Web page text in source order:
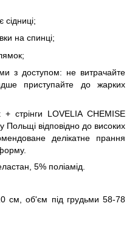
сідниці;
на спинці;
з доступом: не витрачайте
приступайте до жарких
стрінги LOVELIA CHEMISE
Польщі відповідно до високих
делікатне прання
5% поліамід.
см, об'єм під грудьми 58-78